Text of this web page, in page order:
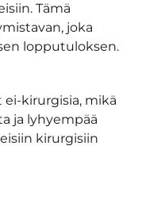
Tämä
joka
lopputuloksen.
kirurgisia, mikä
ja lyhyempää
kirurgisiin